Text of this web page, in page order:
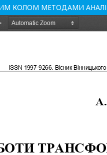
КОЛОМ МЕТОДАМИ